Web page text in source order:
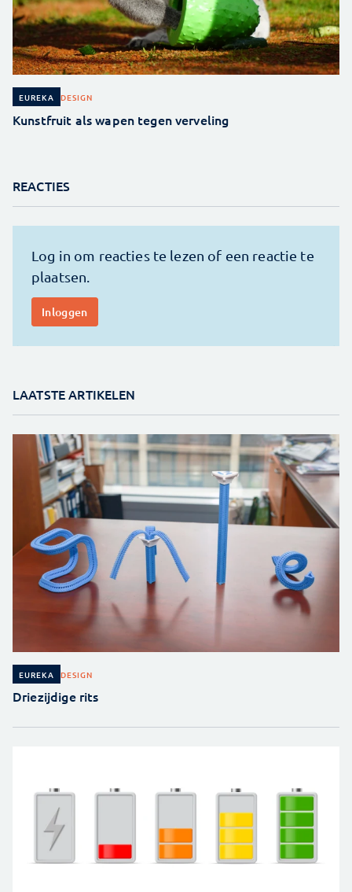
EUREKA DESIGN
Kunstfruit als wapen tegen verveling
REACTIES
LAATSTE ARTIKELEN
EUREKA DESIGN
Driezijdige rits